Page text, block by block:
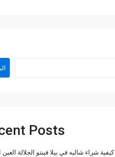
Posts
كيفية شراء شاليه في بيلا فينتو الجلالة